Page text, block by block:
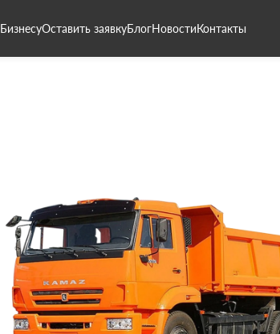
БизнесуОставить заявкуБлогНовостиКонтакты